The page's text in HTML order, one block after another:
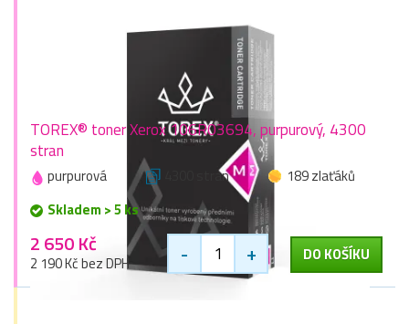
TOREX® toner Xerox 106R03694, purpurový, 4300
stran
purpurová 4300 stran
189 zlaťáků
Skladem > 5 ks
2 650 Kč
2 190 Kč bez DPH - + DO KOŠÍKU